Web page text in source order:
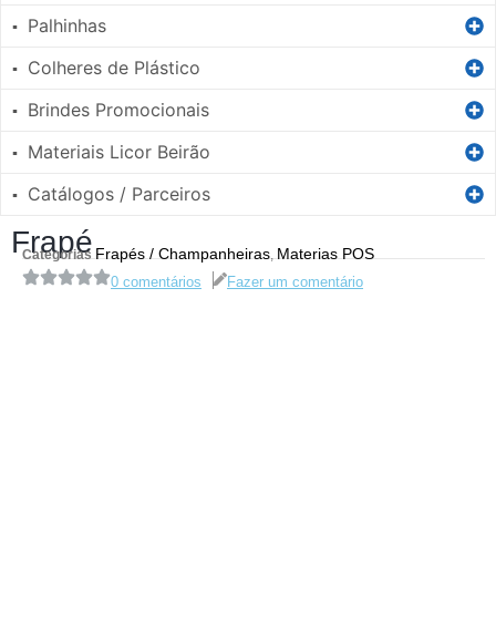
▪ Palhinhas
▪ Colheres de Plástico
▪ Brindes Promocionais
▪ Materiais Licor Beirão
▪ Catálogos / Parceiros
Frapé
Categorias Frapés / Champanheiras,Materias POS
0 comentários Fazer um comentário